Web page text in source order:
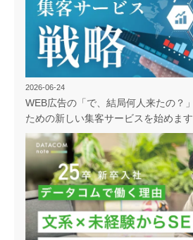
2026-06-24
WEB広告の「で、結局何人来たの？
ための新しい集客サービスを始めます